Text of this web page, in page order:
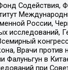
России,
Врачи против
в
при